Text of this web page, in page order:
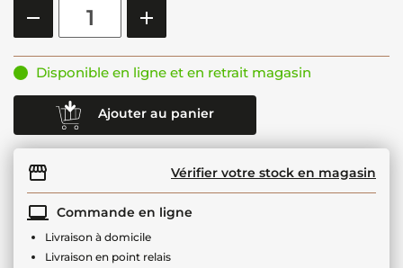
Disponible en ligne et en retrait magasin
Ajouter au panier
Vérifier votre stock en magasin
Commande en ligne
Livraison à domicile
Livraison en point relais